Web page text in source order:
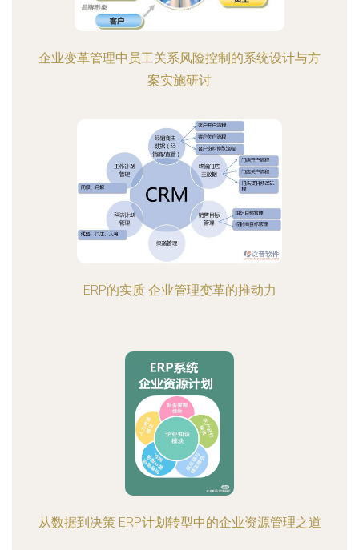
企业变革管理中员工关系风险控制的系统设计与方
案实施研讨
ERP的实质 企业管理变革的推动力
从数据到决策 ERP计划转型中的企业资源管理之道